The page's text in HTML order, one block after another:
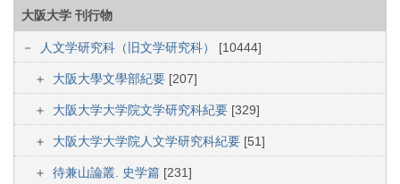
大阪大学 刊行物
人文学研究科（旧文学研究科） [10444]
大阪大學文學部紀要 [207]
大阪大学大学院文学研究科紀要 [329]
大阪大学大学院人文学研究科紀要 [51]
待兼山論叢. 史学篇 [231]